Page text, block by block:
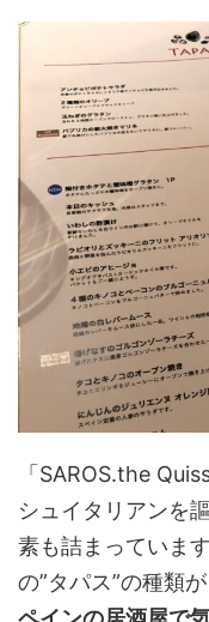
「SAROS.the
シュイタリアンを
素も詰まっていま
の”タパス”の種類